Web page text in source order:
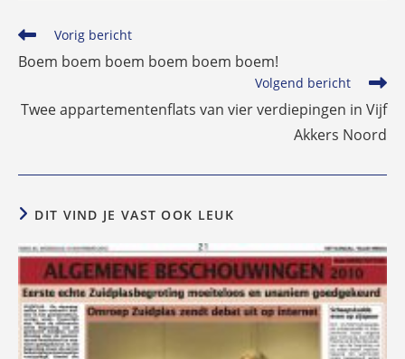
Lees
artikelen
Vorig bericht
Boem boem boem boem boem boem!
Volgend bericht
Twee appartementenflats van vier verdiepingen in Vijf
Akkers Noord
DIT VIND JE VAST OOK LEUK